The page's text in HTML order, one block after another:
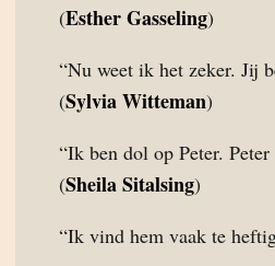
(Esther Gasseling)
“Nu weet ik het zeker. Jij
(Sylvia Witteman)
“Ik ben dol op Peter.
(Sheila Sitalsing)
“Ik vind hem vaak te